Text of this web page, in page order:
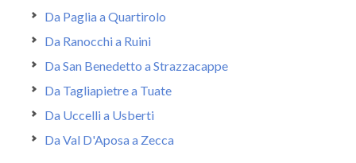
Da Paglia a Quartirolo
Da Ranocchi a Ruini
Da San Benedetto a Strazzacappe
Da Tagliapietre a Tuate
Da Uccelli a Usberti
Da Val D'Aposa a Zecca